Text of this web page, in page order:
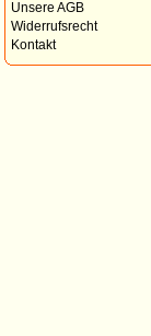
Unsere AGB
Widerrufsrecht
Kontakt